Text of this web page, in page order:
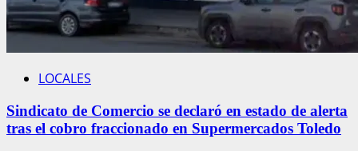
LOCALES
Sindicato de Comercio se declaró en estado de alerta
tras el cobro fraccionado en Supermercados Toledo